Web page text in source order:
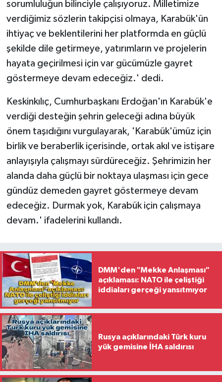
sorumluluğun bilinciyle çalışıyoruz. Milletimize
verdiğimiz sözlerin takipçisi olmaya, Karabük'ün
ihtiyaç ve beklentilerini her platformda en güçlü
şekilde dile getirmeye, yatırımların ve projelerin
hayata geçirilmesi için var gücümüzle gayret
göstermeye devam edeceğiz.' dedi.
Keskinkılıç, Cumhurbaşkanı Erdoğan'ın Karabük'e
verdiği desteğin şehrin geleceği adına büyük
önem taşıdığını vurgulayarak, 'Karabük'ümüz için
birlik ve beraberlik içerisinde, ortak akıl ve istişare
anlayışıyla çalışmayı sürdüreceğiz. Şehrimizin her
alanda daha güçlü bir noktaya ulaşması için gece
gündüz demeden gayret göstermeye devam
edeceğiz. Durmak yok, Karabük için çalışmaya
devam.' ifadelerini kullandı.
DMM'den "Mekke Anlaşması"
açıklaması: NATO ile çeliştiği
iddiaları gerçeği yansıtmıyor
Rusya açıklarındaki Türk kuru
yük gemisine İHA saldırısı